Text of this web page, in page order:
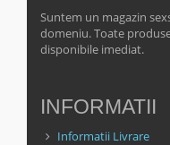
Suntem un magazin
domeniu. Toate
disponibile imediat.
INFORMATII
Informatii Livrare